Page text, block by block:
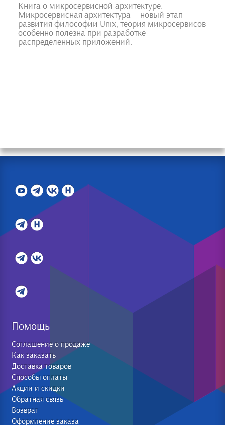
Книга о микросервисной архитектуре.
Микросервисная архитектура — новый этап
развития философии Unix, теория микросервисов
особенно полезна при разработке
распределенных приложений.
Помощь
Соглашение о продаже
Как заказать
Доставка товаров
Способы оплаты
Акции и скидки
Обратная связь
Возврат
Оформление заказа